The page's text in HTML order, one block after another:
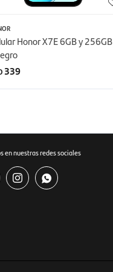
Honor X7E 6GB y 256GB
339
en nuestras redes sociales
 